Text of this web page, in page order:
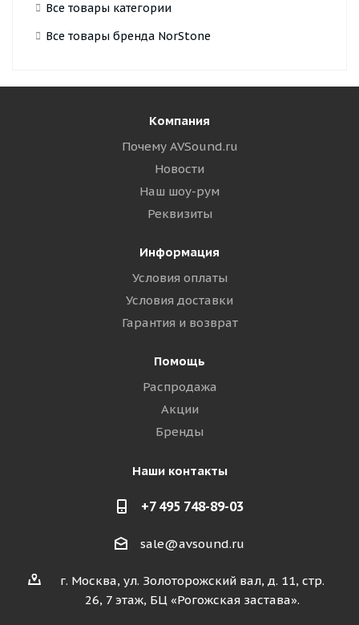
Все товары категории
Все товары бренда NorStone
Компания
Почему AVSound.ru
Новости
Наш шоу-рум
Реквизиты
Информация
Условия оплаты
Условия доставки
Гарантия и возврат
Помощь
Распродажа
Акции
Бренды
Наши контакты
+7 495 748-89-03
sale@avsound.ru
г. Москва, ул. Золоторожский вал, д. 11, стр.
26, 7 этаж, БЦ «Рогожская застава».